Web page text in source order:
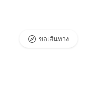
ขอเส้นทาง